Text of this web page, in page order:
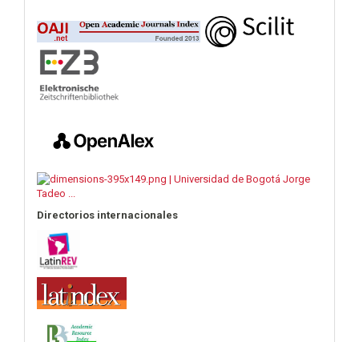
Directorios internacionales